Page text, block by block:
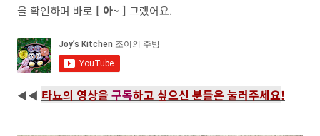
을 확인하며 바로 [ 아~ ] 그랬어요.
◀◀ 타뇨의 영상을 구독하고 싶으신 분들은 눌러주세요!